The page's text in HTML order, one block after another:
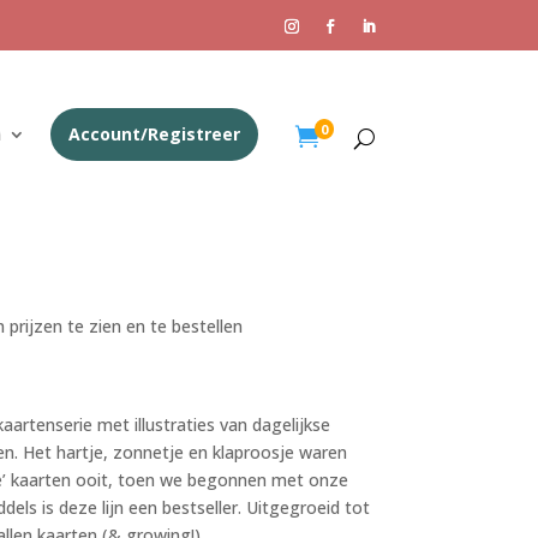
Account/Registreer 0
prijzen te zien en te bestellen
met illustraties van dagelijkse
Het hartje, zonnetje en klaproosje waren
kaarten ooit, toen we begonnen met onze
is deze lijn een bestseller. Uitgegroeid tot